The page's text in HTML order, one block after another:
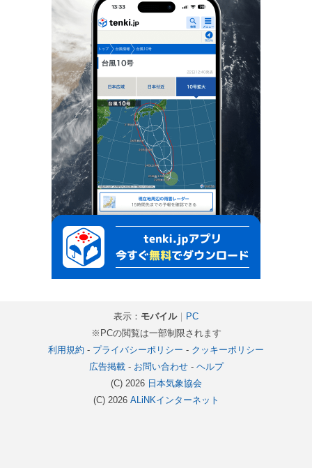
表示： モバイル｜
PC
※PCの閲覧は一部制限されます
利用規約 - プライバシーポリシー - クッキーポリシー
広告掲載- お問い合わせ- ヘルプ
(C) 2026 日本気象協会
(C) 2026 ALiNKインターネット